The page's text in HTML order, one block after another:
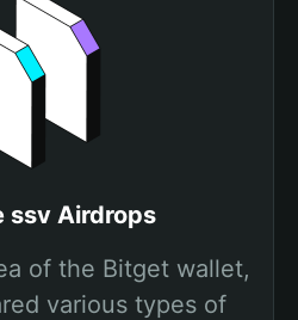
ssv Airdrops
of the Bitget wallet,
various types of